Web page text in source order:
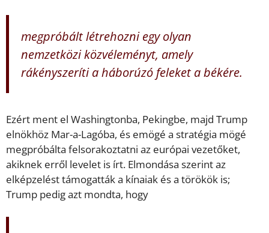
megpróbált létrehozni egy olyan
nemzetközi közvéleményt, amely
rákényszeríti a háborúzó feleket a békére.
Ezért ment el Washingtonba, Pekingbe, majd Trump
elnökhöz Mar-a-Lagóba, és emögé a stratégia mögé
megpróbálta felsorakoztatni az európai vezetőket,
akiknek erről levelet is írt. Elmondása szerint az
elképzelést támogatták a kínaiak és a törökök is;
Trump pedig azt mondta, hogy